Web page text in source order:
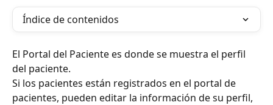
Índice de contenidos
El Portal del Paciente es donde se muestra el perfil
del paciente.
Si los pacientes están registrados en el portal de
pacientes, pueden editar la información de su perfil,